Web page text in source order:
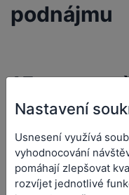
podnájmu
15. na
podnájmu
Číslo návrhu:
Číslo usnesení:570/
Předkladatel:
Nastavení
Usnesení využívá
vyhodnocování
pomáhají zlepšovat
rozvíjet jednotlivé